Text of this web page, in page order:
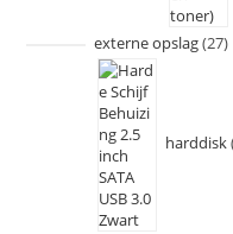
externe opslag 27
harddisk